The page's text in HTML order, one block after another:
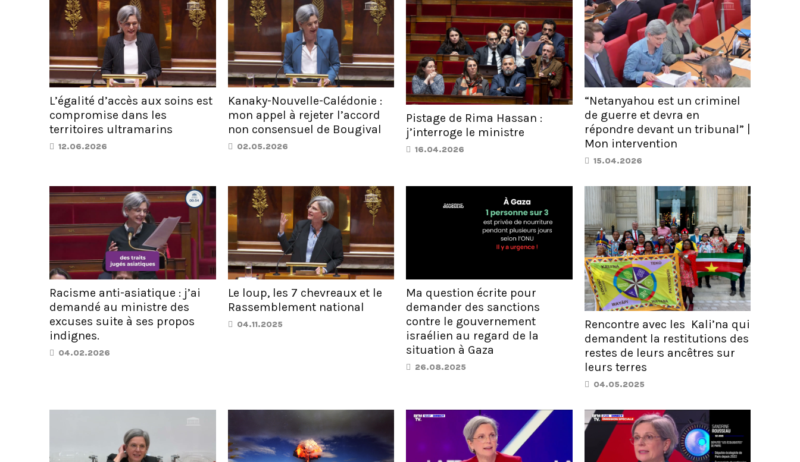
L’égalité d’accès aux soins est
compromise dans les
territoires ultramarins
12.06.2026
Kanaky-Nouvelle-Calédonie :
mon appel à rejeter l’accord
non consensuel de Bougival
02.05.2026
Pistage de Rima Hassan :
j’interroge le ministre
16.04.2026
“Netanyahou est un criminel
de guerre et devra en
répondre devant un tribunal” |
Mon intervention
15.04.2026
Racisme anti-asiatique : j’ai
demandé au ministre des
excuses suite à ses propos
indignes.
04.02.2026
Le loup, les 7 chevreaux et le
Rassemblement national
04.11.2025
Ma question écrite pour
demander des sanctions
contre le gouvernement
israélien au regard de la
situation à Gaza
26.08.2025
Rencontre avec les Kali’na qui
demandent la restitutions des
restes de leurs ancêtres sur
leurs terres
04.05.2025